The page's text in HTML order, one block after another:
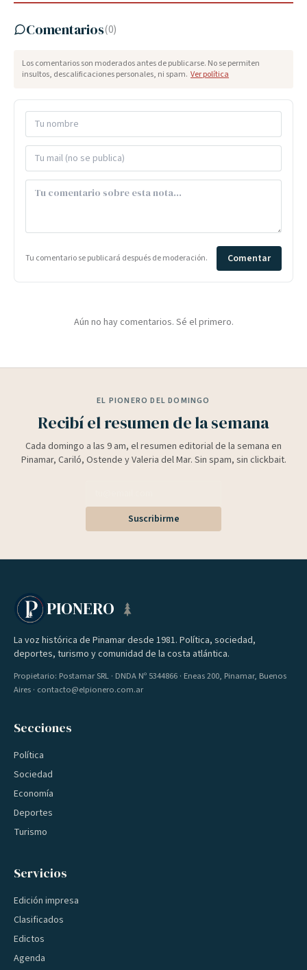
Comentarios(0)
Los comentarios son moderados antes de publicarse. No se permiten
insultos, descalificaciones personales, ni spam. Ver política
Tu comentario se publicará después de moderación. Comentar
Aún no hay comentarios. Sé el primero.
EL PIONERO DEL DOMINGO
Recibí el resumen de la semana
Cada domingo a las 9 am, el resumen editorial de la semana en
Pinamar, Cariló, Ostende y Valeria del Mar. Sin spam, sin clickbait.
Suscribirme
PIONERO
La voz histórica de Pinamar desde 1981. Política, sociedad,
deportes, turismo y comunidad de la costa atlántica.
Propietario: Postamar SRL · DNDA Nº 5344866 · Eneas 200, Pinamar, Buenos
Aires · contacto@elpionero.com.ar
Secciones
Política
Sociedad
Economía
Deportes
Turismo
Servicios
Edición impresa
Clasificados
Edictos
Agenda